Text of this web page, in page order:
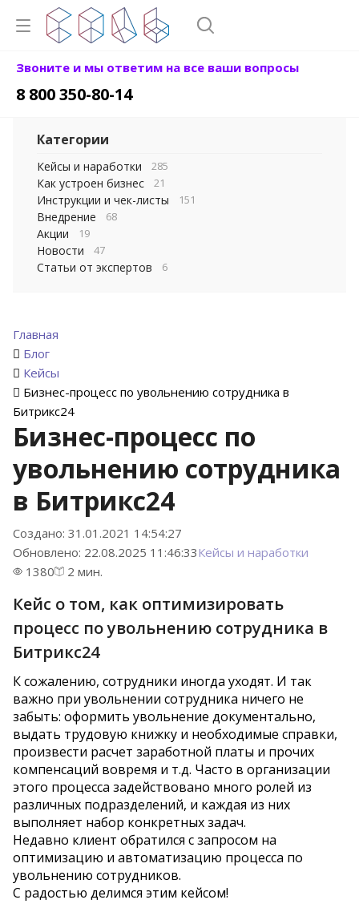
Звоните и мы ответим на все ваши вопросы
8 800 350-80-14
Главная
Блог
Кейсы
Бизнес-процесс по увольнению сотрудника в
Битрикс24
Бизнес-процесс по
увольнению сотрудника
в Битрикс24
Создано: 31.01.2021 14:54:27
Обновлено: 22.08.2025 11:46:33Кейсы и наработки
1380
2 мин.
Кейс о том, как оптимизировать
процесс по увольнению сотрудника в
Битрикс24
К сожалению, сотрудники иногда уходят. И так
важно при увольнении сотрудника ничего не
забыть: оформить увольнение документально,
выдать трудовую книжку и необходимые справки,
произвести расчет заработной платы и прочих
компенсаций вовремя и т.д. Часто в организации
этого процесса задействовано много ролей из
различных подразделений, и каждая из них
выполняет набор конкретных задач.
Недавно клиент обратился с запросом на
оптимизацию и автоматизацию процесса по
увольнению сотрудников.
С радостью делимся этим кейсом!
Категории
Кейсы и наработки 285
Как устроен бизнес 21
Инструкции и чек-листы 151
Внедрение 68
Акции 19
Новости 47
Статьи от экспертов 6